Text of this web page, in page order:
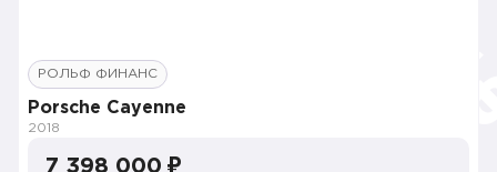
РОЛЬФ ФИНАНС
Porsche Cayenne
2018
7 398 000 ₽